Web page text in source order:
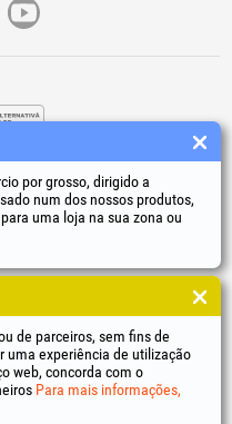
da empresa
+Plus®, EvoSelect®, EPTO®, EPTO Plus
registadas Honest General Trading SRL.
os direitos reservados. CUI: 6615609,
por grosso, dirigido a
num dos nossos produtos,
uma loja na sua zona ou
de parceiros, sem fins de
uma experiência de utilização
web, concorda com o
Para mais informações,